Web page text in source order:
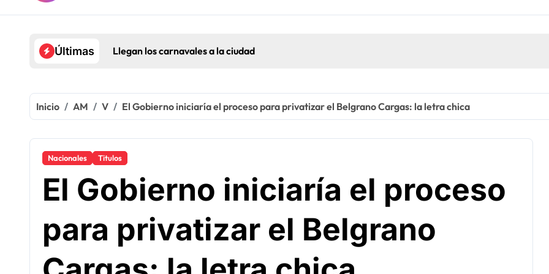
Últimas Llegan los carnavales a la ciudad
Inicio AM V El Gobierno iniciaría el proceso para privatizar el Belgrano Cargas: la letra chica
Nacionales Titulos
El Gobierno iniciaría el proceso
para privatizar el Belgrano